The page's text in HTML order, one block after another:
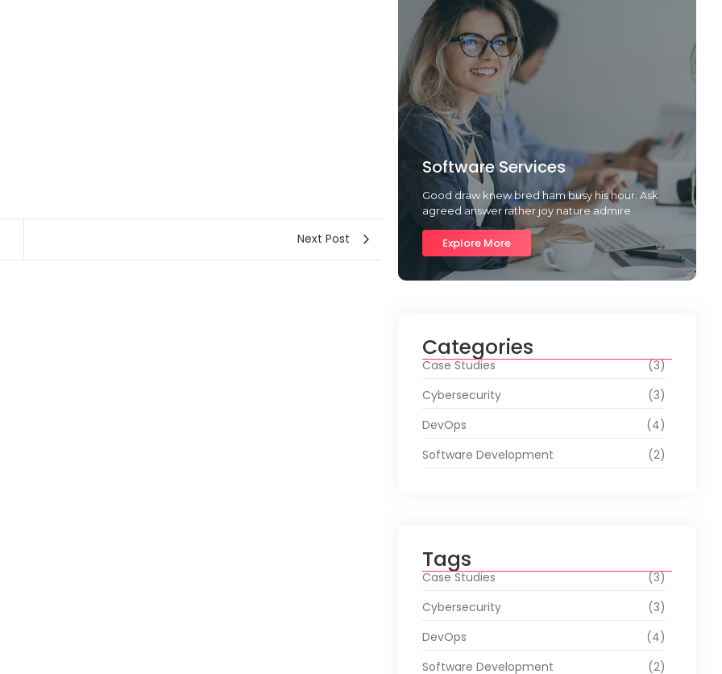
Next Post
Software Services
Good draw knew bred ham busy his hour. Ask
agreed answer rather joy nature admire.
Explore More
Categories
Case Studies
(3)
Cybersecurity
(3)
DevOps
(4)
Software Development
(2)
Tags
Case Studies
(3)
Cybersecurity
(3)
DevOps
(4)
Software Development
(2)